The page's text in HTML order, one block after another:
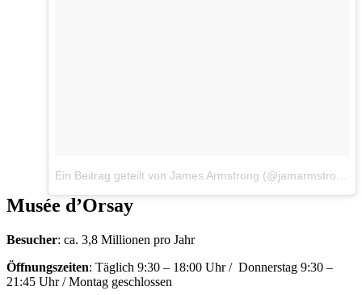
Musée d’Orsay
Besucher: ca. 3,8 Millionen pro Jahr
Öffnungszeiten: Täglich 9:30 – 18:00 Uhr / Donnerstag 9:30 –
21:45 Uhr / Montag geschlossen